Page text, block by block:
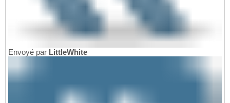
Envoyé par LittleWhite